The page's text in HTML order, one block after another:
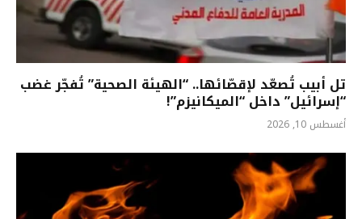
تل أبيب تُصعّد لإقصّائها.. “الهيئة الصحية” تُفجّر غضب
“إسرائيل” داخل “الميكانيزم”!
أغسطس 10, 2026